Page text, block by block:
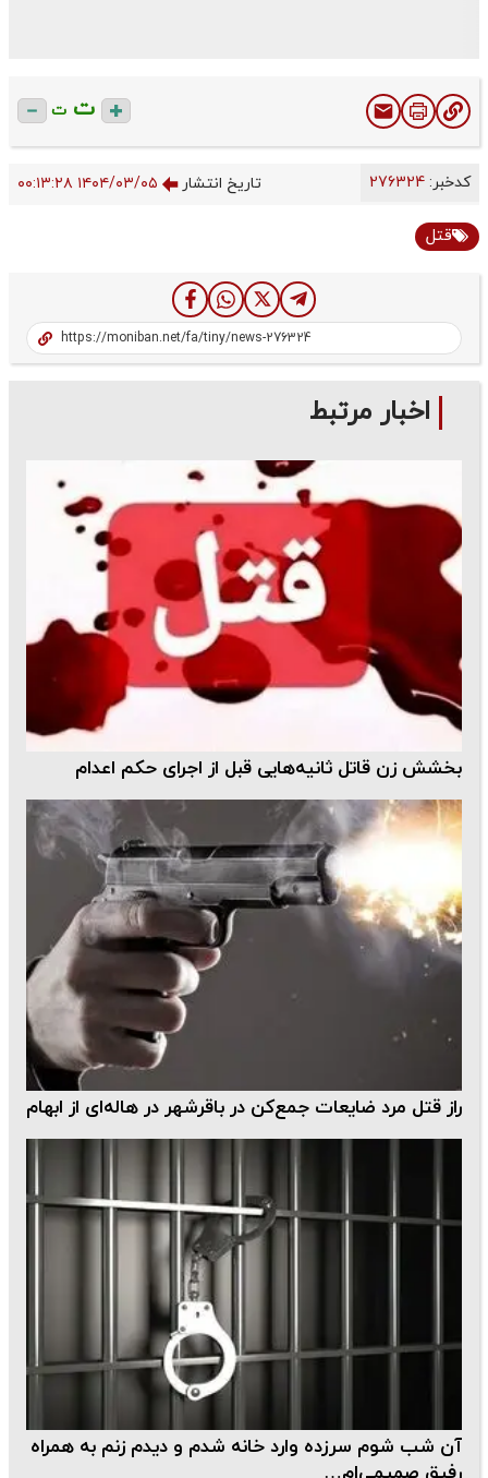
ت ت
کدخبر: تاریخ انتشار ۱۴۰۴/۰۳/۰۵ ۰۰:۱۳:۲۸
قتل
اخبار مرتبط
بخشش زن قاتل ثانیه‌هایی قبل از اجرای حکم اعدام
راز قتل مرد ضایعات جمع‌کن در باقرشهر در هاله‌ای از ابهام
آن شب شوم سرزده وارد خانه شدم و دیدم زنم به همراه